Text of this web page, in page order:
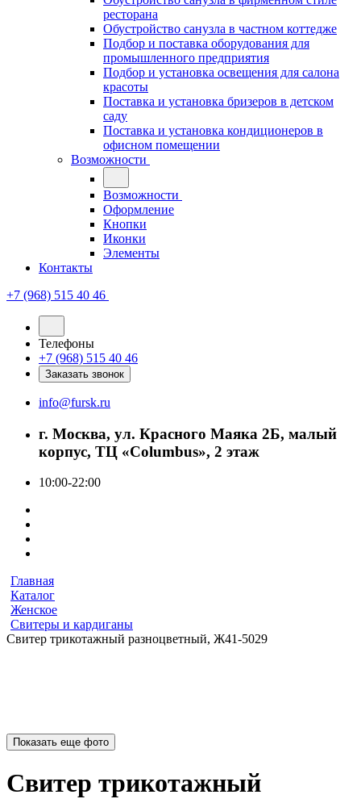
ресторана
Обустройство санузла в частном коттедже
Подбор и поставка оборудования для
промышленного предприятия
Подбор и установка освещения для салона
красоты
Поставка и установка бризеров в детском
саду
Поставка и установка кондиционеров в
офисном помещении
Возможности
Возможности
Оформление
Кнопки
Иконки
Элементы
Контакты
+7 (968) 515 40 46
Телефоны
+7 (968) 515 40 46
Заказать звонок
info@fursk.ru
г. Москва, ул. Красного Маяка 2Б, малый
корпус, ТЦ «Columbus», 2 этаж
10:00-22:00
Главная
Каталог
Женское
Свитеры и кардиганы
Свитер трикотажный разноцветный, Ж41-5029
Показать еще фото
Свитер трикотажный